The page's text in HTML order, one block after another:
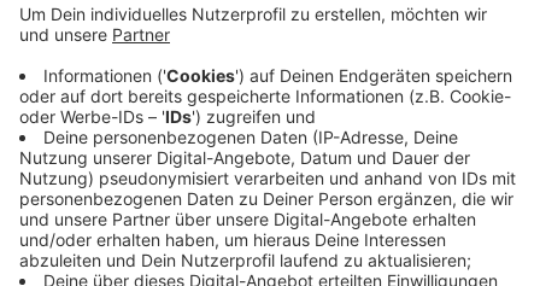
die Stadt. Die Maßnahme sei Bestandteil des
Lärmaktionsplanes, die Geschwindigkeit auf
Hauptstraßen von 50 km/h auf 30 zu senken. Laut
Stadt gibt es viel Zustimmung von Seiten der
Anwohnerschaft. Neben dem Lärm soll die
Regelung auch die Unfallgefahr reduzieren. Um die
Beschilderung kümmert sich der Landesbetrieb
Straßen.NRW.
Veröffentlicht:Freitag, 20.12.2024 06:56